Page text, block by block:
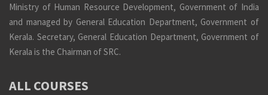
Ministry of Human Resource Development, Government of India
and managed by General Education Department, Government of
Kerala. Secretary, General Education Department, Government of
Kerala is the Chairman of SRC.
ALL COURSES